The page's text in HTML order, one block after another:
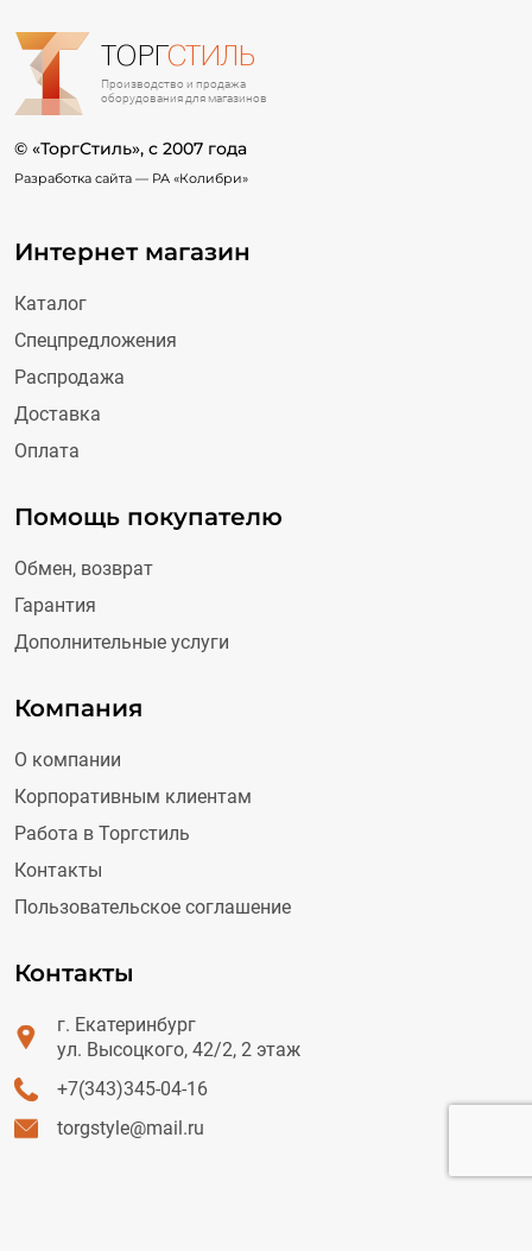
ТОРГСТИЛЬ
Производство и продажа
оборудования для магазинов
© «ТоргСтиль», c 2007 года
Разработка сайта — РА «Колибри»
Интернет магазин
Каталог
Спецпредложения
Распродажа
Доставка
Оплата
Помощь покупателю
Обмен, возврат
Гарантия
Дополнительные услуги
Компания
О компании
Корпоративным клиентам
Работа в Торгстиль
Контакты
Пользовательское соглашение
Контакты
г. Екатеринбург
ул. Высоцкого, 42/2, 2 этаж
+7(343)345-04-16
torgstyle@mail.ru